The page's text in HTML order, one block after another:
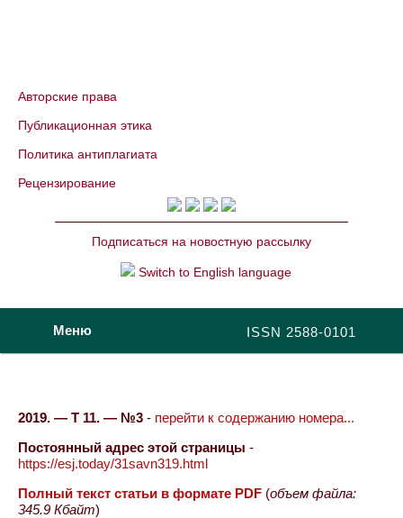
Авторские права
Публикационная этика
Политика антиплагиата
Рецензирование
Подписаться на новостную рассылку
Switch to English language
ISSN 2588-0101
Меню
2019. — Т 11. — №3 - перейти к содержанию номера...
Постоянный адрес этой страницы -
https://esj.today/31savn319.html
Полный текст статьи в формате PDF (объем файла:
345.9 Кбайт)